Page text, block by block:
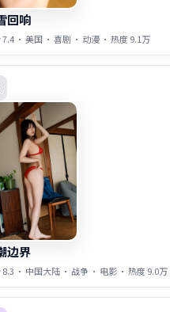
回响
7.4 · 美国 · 喜剧 · 动漫 · 热度9.1万
边界
8.3 · 中国大陆 · 战争 · 电影 · 热度9.0万